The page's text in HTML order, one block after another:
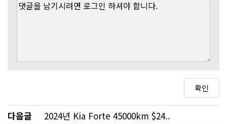
다음글
2024년 Kia Forte 45000km $24..